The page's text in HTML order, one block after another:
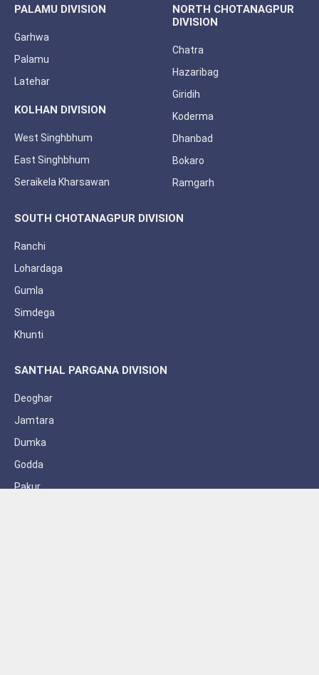
PALAMU DIVISION
Garhwa
Palamu
Latehar
KOLHAN DIVISION
West Singhbhum
East Singhbhum
Seraikela Kharsawan
NORTH CHOTANAGPUR
DIVISION
Chatra
Hazaribag
Giridih
Koderma
Dhanbad
Bokaro
Ramgarh
SOUTH CHOTANAGPUR DIVISION
Ranchi
Lohardaga
Gumla
Simdega
Khunti
SANTHAL PARGANA DIVISION
Deoghar
Jamtara
Dumka
Godda
Pakur